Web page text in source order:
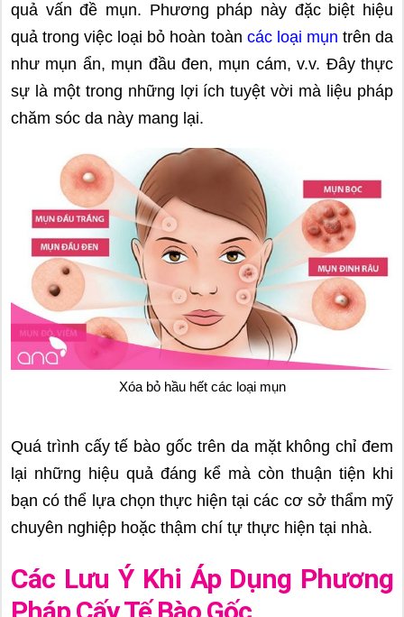
quả vấn đề mụn. Phương pháp này đặc biệt hiệu
quả trong việc loại bỏ hoàn toàn các loại mụn trên da
như mụn ẩn, mụn đầu đen, mụn cám, v.v. Đây thực
sự là một trong những lợi ích tuyệt vời mà liệu pháp
chăm sóc da này mang lại.
Xóa bỏ hầu hết các loại mụn
Quá trình cấy tế bào gốc trên da mặt không chỉ đem
lại những hiệu quả đáng kể mà còn thuận tiện khi
bạn có thể lựa chọn thực hiện tại các cơ sở thẩm mỹ
chuyên nghiệp hoặc thậm chí tự thực hiện tại nhà.
Các Lưu Ý Khi Áp Dụng Phương